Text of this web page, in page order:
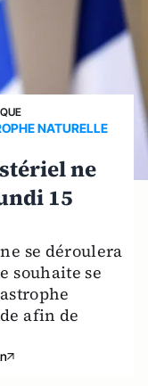
NATURELLE
ne
15
se déroulera
souhaite se
afin de